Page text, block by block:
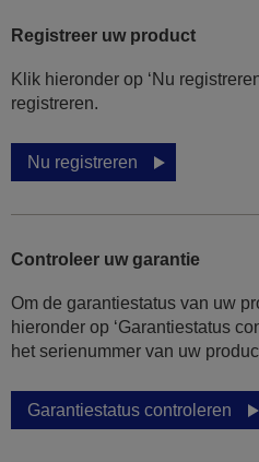
Registreer uw product
Klik hieronder op ‘Nu
registreren.
Nu registreren
Controleer uw garantie
Om de garantiestatus van uw
hieronder op ‘Garantiestatus
het serienummer van uw
Garantiestatus controleren